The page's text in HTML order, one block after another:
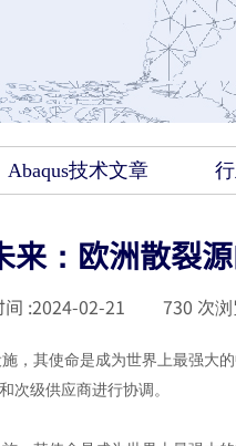
Abaqus技术文章
来：欧洲散裂
间 :2024-02-21 730 次
，其使命是成为世界上最强大
次级供应商进行协调。